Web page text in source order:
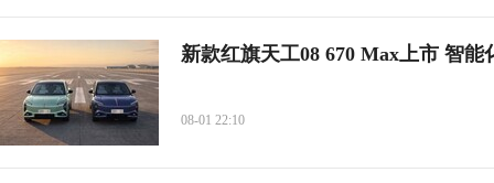
新款红旗天工08 670 Max上市 智能
08-01 22:10